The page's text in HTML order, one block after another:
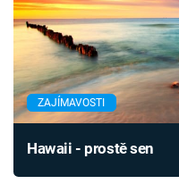
ZAJÍMAVOSTI
Hawaii - prostě sen